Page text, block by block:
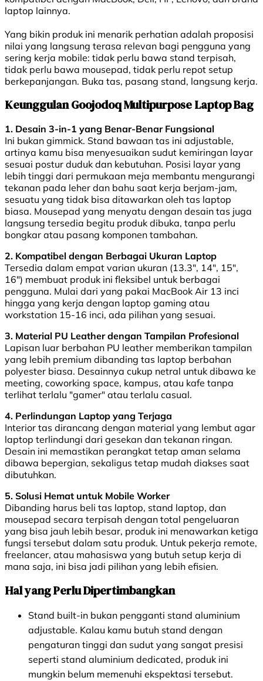
laptop lainnya.
Yang bikin produk ini menarik perhatian adalah proposisi
nilai yang langsung terasa relevan bagi pengguna yang
sering kerja mobile: tidak perlu bawa stand terpisah,
tidak perlu bawa mousepad, tidak perlu repot setup
berkepanjangan. Buka tas, pasang stand, langsung kerja.
Keunggulan Goojodoq Multipurpose Laptop Bag
1. Desain 3-in-1 yang Benar-Benar Fungsional
Ini bukan gimmick. Stand bawaan tas ini adjustable,
artinya kamu bisa menyesuaikan sudut kemiringan layar
sesuai postur duduk dan kebutuhan. Posisi layar yang
lebih tinggi dari permukaan meja membantu mengurangi
tekanan pada leher dan bahu saat kerja berjam-jam,
sesuatu yang tidak bisa ditawarkan oleh tas laptop
biasa. Mousepad yang menyatu dengan desain tas juga
langsung tersedia begitu produk dibuka, tanpa perlu
bongkar atau pasang komponen tambahan.
2. Kompatibel dengan Berbagai Ukuran Laptop
Tersedia dalam empat varian ukuran (13.3", 14", 15",
16") membuat produk ini fleksibel untuk berbagai
pengguna. Mulai dari yang pakai MacBook Air 13 inci
hingga yang kerja dengan laptop gaming atau
workstation 15-16 inci, ada pilihan yang sesuai.
3. Material PU Leather dengan Tampilan Profesional
Lapisan luar berbahan PU leather memberikan tampilan
yang lebih premium dibanding tas laptop berbahan
polyester biasa. Desainnya cukup netral untuk dibawa ke
meeting, coworking space, kampus, atau kafe tanpa
terlihat terlalu "gamer" atau terlalu casual.
4. Perlindungan Laptop yang Terjaga
Interior tas dirancang dengan material yang lembut agar
laptop terlindungi dari gesekan dan tekanan ringan.
Desain ini memastikan perangkat tetap aman selama
dibawa bepergian, sekaligus tetap mudah diakses saat
dibutuhkan.
5. Solusi Hemat untuk Mobile Worker
Dibanding harus beli tas laptop, stand laptop, dan
mousepad secara terpisah dengan total pengeluaran
yang bisa jauh lebih besar, produk ini menawarkan ketiga
fungsi tersebut dalam satu produk. Untuk pekerja remote,
freelancer, atau mahasiswa yang butuh setup kerja di
mana saja, ini bisa jadi pilihan yang lebih efisien.
Hal yang Perlu Dipertimbangkan
Stand built-in bukan pengganti stand aluminium
adjustable. Kalau kamu butuh stand dengan
pengaturan tinggi dan sudut yang sangat presisi
seperti stand aluminium dedicated, produk ini
mungkin belum memenuhi ekspektasi tersebut.